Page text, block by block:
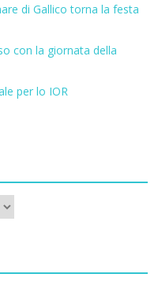
di Gallico torna la festa
con la giornata della
per lo IOR